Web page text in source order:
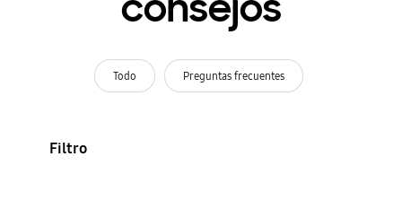
Todo Preguntas frecuentes
Filtro